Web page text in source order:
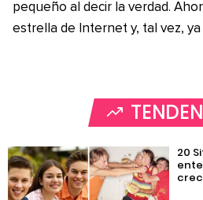
pequeño al decir la verdad.
estrella de Internet y, tal vez,
20